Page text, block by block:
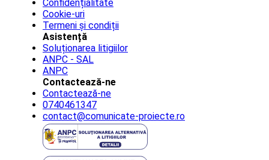
Confidențialitate
Cookie-uri
Termeni și condiții
Asistență
Soluționarea litigiilor
ANPC - SAL
ANPC
Contactează-ne
Contactează-ne
0740461347
contact@comunicate-proiecte.ro